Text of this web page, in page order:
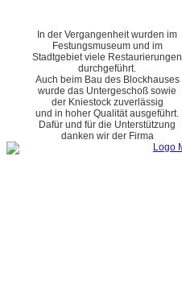
In der Vergangenheit wurden im
Festungsmuseum und im
Stadtgebiet viele Restaurierungen
durchgeführt.
Auch beim Bau des Blockhauses
wurde das Untergeschoß sowie
der Kniestock zuverlässig
und in hoher Qualität ausgeführt.
Dafür und für die Unterstützung
danken wir der Firma